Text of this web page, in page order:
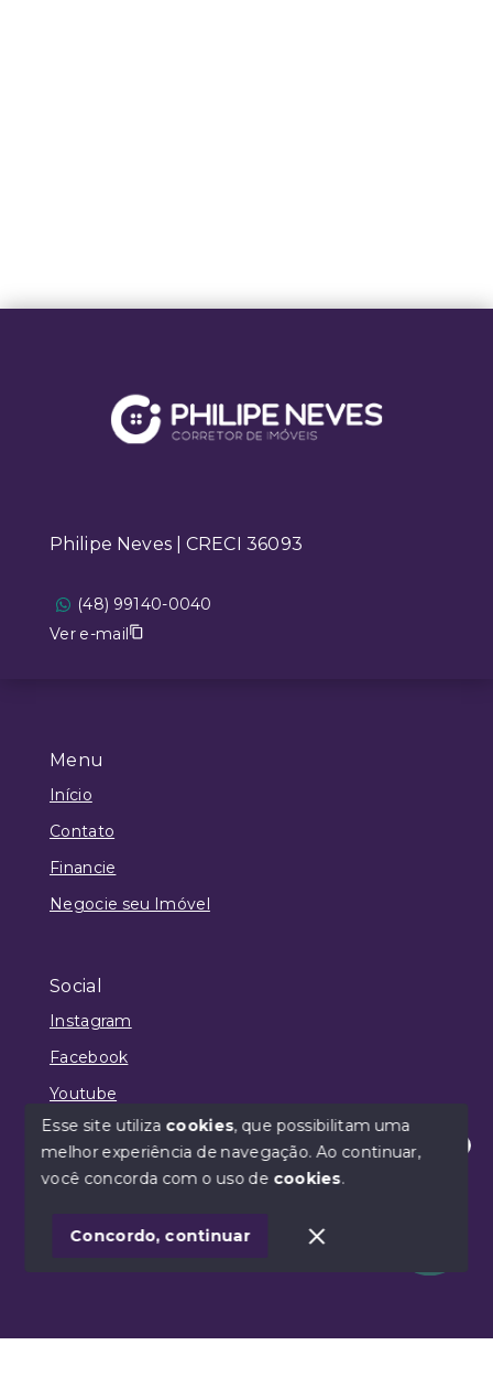
Menu
Início
Contato
Financie
Negocie seu Imóvel
Social
Instagram
Facebook
Youtube
© Copyright 2026 - Philipe Neves | CRECI 36093 -
SITE PARA IMOBILIARIA
Philipe Neves | CRECI 36093
(48) 99140-0040
Ver e-mail
Olá! Estamos disponíveis para te ajudar.
Esse site utiliza cookies, que possibilitam uma
melhor experiência de navegação.Ao continuar,
você concorda com o uso de cookies.
Concordo, continuar